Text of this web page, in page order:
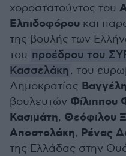
χοροστατούντος του
Ελπιδοφόρου και
της βουλής των
του προέδρου του
Κασσελάκη, του
Δημοκρατίας
βουλευτών Φίλιππου
Κασιμάτη, Θεόφιλου
Αποστολάκη, Ρένας
της Ελλάδας στην